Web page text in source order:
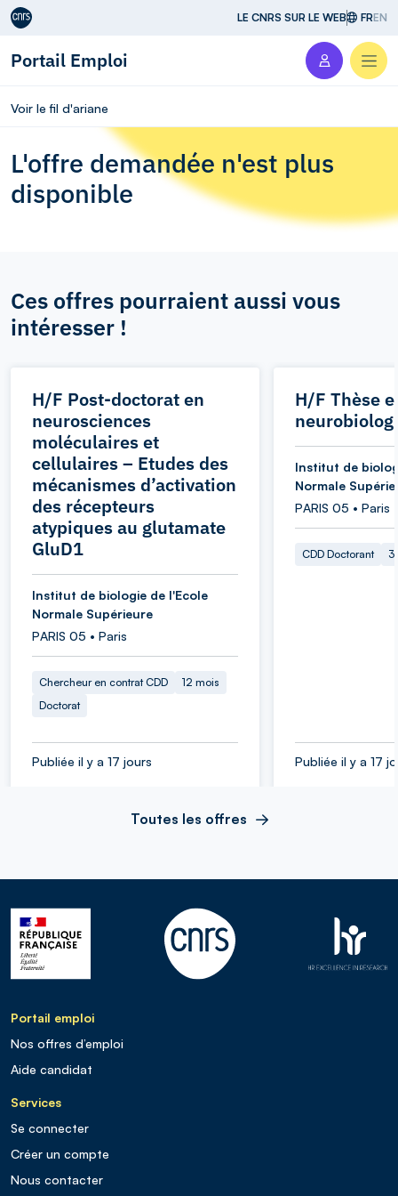
Aller au contenu LE CNRS SUR LE WEB FREN
Portail Emploi
Voir le fil d'ariane
L'offre demandée n'est plus
disponible
Ces offres pourraient aussi vous
intéresser !
H/F Post-doctorat en
neurosciences
moléculaires et
cellulaires – Etudes des
mécanismes d’activation
des récepteurs
atypiques au glutamate
GluD1
Institut de biologie de l'Ecole
Normale Supérieure
PARIS 05 • Paris
Chercheur en contrat CDD
12 mois
Doctorat
Publiée il y a 17 jours
H/F Thèse
Institut de
Normale
PARIS 05 • Paris
CDD Doctorant
Publiée il y a 17
Toutes les offres
Portail emploi
Nos offres d’emploi
Aide candidat
Services
Se connecter
Créer un compte
Nous contacter